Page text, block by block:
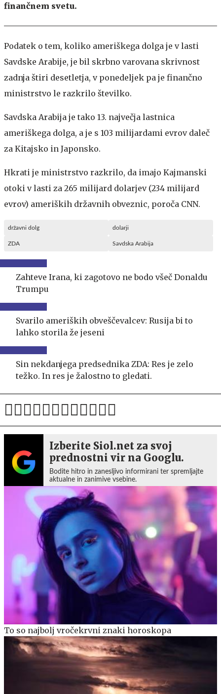
finančnem svetu.
Podatek o tem, koliko ameriškega dolga je v lasti
Savdske Arabije, je bil skrbno varovana skrivnost
zadnja štiri desetletja, v ponedeljek pa je finančno
ministrstvo le razkrilo številko.
Savdska Arabija je tako 13. največja lastnica
ameriškega dolga, a je s 103 milijardami evrov daleč
za Kitajsko in Japonsko.
Hkrati je ministrstvo razkrilo, da imajo Kajmanski
otoki v lasti za 265 milijard dolarjev (234 milijard
evrov) ameriških državnih obveznic, poroča CNN.
državni dolg dolarji
ZDA Savdska Arabija
Zahteve Irana, ki zagotovo ne bodo všeč Donaldu
Trumpu
Svarilo ameriških obveščevalcev: Rusija bi to
lahko storila že jeseni
Sin nekdanjega predsednika ZDA: Res je zelo
težko. In res je žalostno to gledati.
Izberite Siol.net za svoj
prednostni vir na Googlu.
Bodite hitro in zanesljivo informirani ter spremljajte
aktualne in zanimive vsebine.
To so najbolj vročekrvni znaki horoskopa